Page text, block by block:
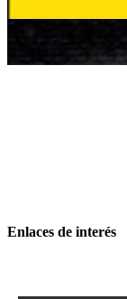
Enlaces de interés